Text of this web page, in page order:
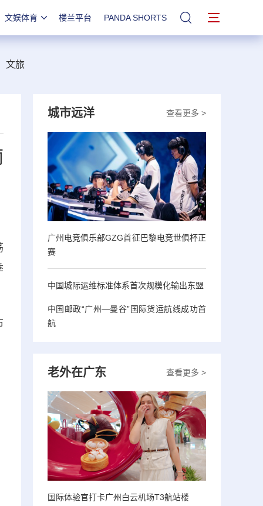
文娱体育 楼兰平台 PANDA SHORTS 站内搜索
文旅
查看更多 >
城市远洋
广州电竞俱乐部GZG首征巴黎电竞世俱杯正
赛
中国城际运维标准体系首次规模化输出东盟
中国邮政“广州—曼谷”国际货运航线成功首
航
查看更多 >
老外在广东
国际体验官打卡广州白云机场T3航站楼